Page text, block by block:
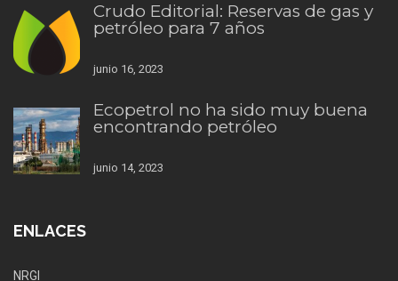
Crudo Editorial: Reservas de gas y
petróleo para 7 años
junio 16, 2023
Ecopetrol no ha sido muy buena
encontrando petróleo
junio 14, 2023
ENLACES
NRGI